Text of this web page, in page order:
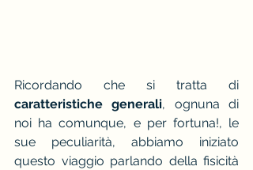
caratteristiche generali, ognuna di
noi ha comunque, e per fortuna!, le
sue peculiarità, abbiamo iniziato
questo viaggio parlando della fisicità